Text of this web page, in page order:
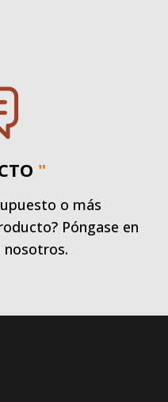
"
o más
Póngase en